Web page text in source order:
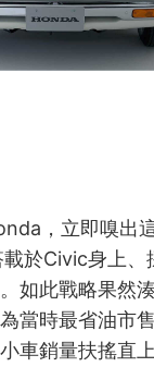
，立即嗅出
於Civic身上、
如此戰略果然
當時最省油市
車銷量扶搖直